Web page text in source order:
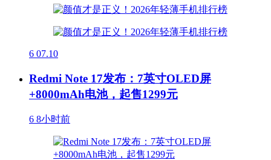
6 07.10
Redmi Note 17发布：7英寸OLED屏
+8000mAh电池，起售1299元
6 8小时前